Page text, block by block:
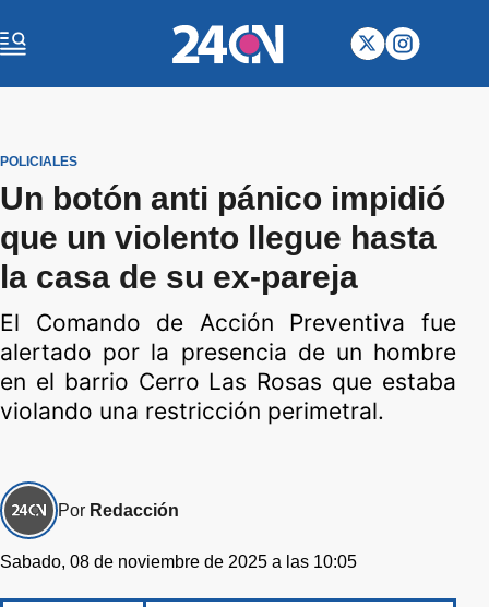
POLICIALES
Un botón anti pánico impidió
que un violento llegue hasta
la casa de su ex-pareja
El Comando de Acción Preventiva fue
alertado por la presencia de un hombre
en el barrio Cerro Las Rosas que estaba
violando una restricción perimetral.
Por Redacción
Sabado, 08 de noviembre de 2025 a las 10:05